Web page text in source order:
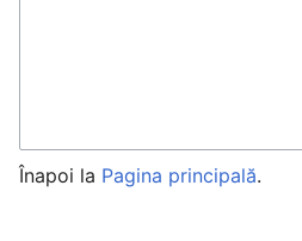
Înapoi la Pagina principală.